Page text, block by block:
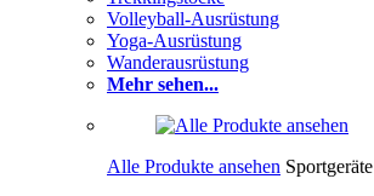
Volleyball-Ausrüstung
Yoga-Ausrüstung
Wanderausrüstung
Mehr sehen...
Alle Produkte ansehen Sportgeräte